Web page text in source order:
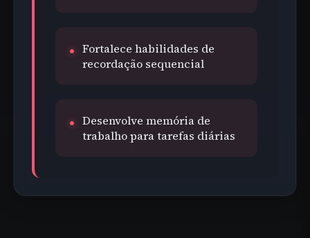
Fortalece habilidades de
recordação sequencial
Desenvolve memória de
trabalho para tarefas diárias